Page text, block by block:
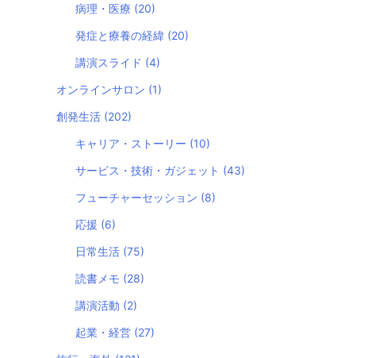
病理・医療 (20)
発症と療養の経緯 (20)
講演スライド (4)
オンラインサロン (1)
創発生活 (202)
キャリア・ストーリー (10)
サービス・技術・ガジェット (43)
フューチャーセッション (8)
応援 (6)
日常生活 (75)
読書メモ (28)
講演活動 (2)
起業・経営 (27)